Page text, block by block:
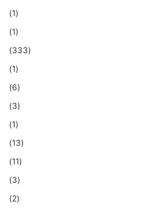
(1)
(1)
(333)
(1)
(6)
(3)
(1)
(13)
(11)
(3)
(2)